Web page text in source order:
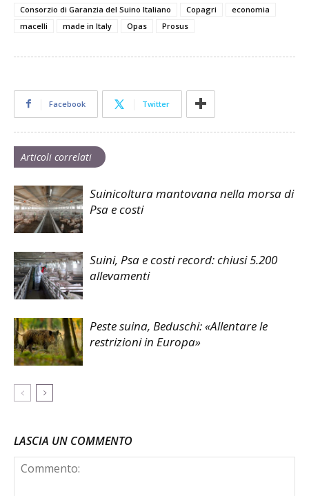
Consorzio di Garanzia del Suino Italiano
Copagri
economia
macelli
made in Italy Opas Prosus
Facebook Twitter
Articoli correlati
Suinicoltura mantovana nella morsa di
Psa e costi
Suini, Psa e costi record: chiusi 5.200
allevamenti
Peste suina, Beduschi: «Allentare le
restrizioni in Europa»
LASCIA UN COMMENTO